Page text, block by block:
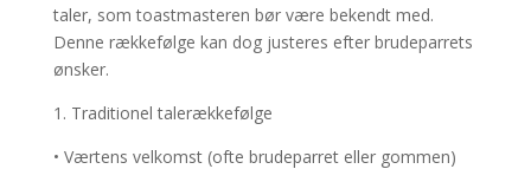
taler, som toastmasteren bør være bekendt med.
Denne rækkefølge kan dog justeres efter brudeparrets
ønsker.
1. Traditionel talerækkefølge
• Værtens velkomst (ofte brudeparret eller gommen)